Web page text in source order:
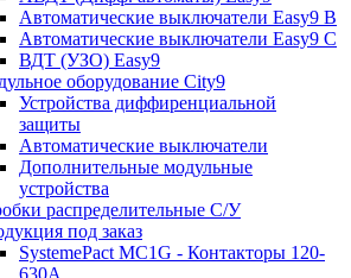
Автоматические выключатели Easy9 В
Автоматические выключатели Easy9 С
ВДТ (УЗО) Easy9
оборудование City9
Устройства диффиренциальной
защиты
Автоматические выключатели
Дополнительные модульные
устройства
распределительные C/У
под заказ
SystemePact MC1G - Контакторы 120-
630A